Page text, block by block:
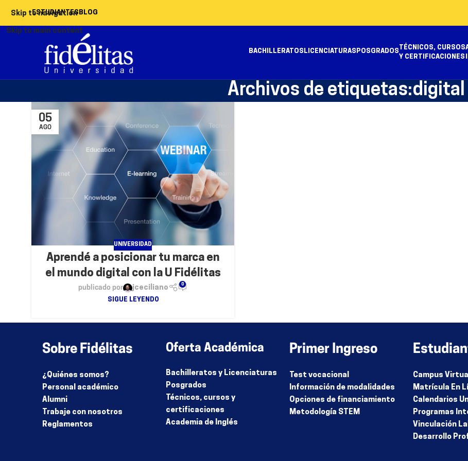
Skip to navigation
Skip to main content
ESTUDIANTES BLOG
BACHILLERATOS LICENCIATURAS POSGRADOS
TÉCNICOS, CURSOS
Y CERTIFICACIONES
Archivos de etiquetas:digital
05
AGO
UNIVERSIDAD
Aprendé a posicionar tu marca en
el mundo digital con la U Fidélitas
publicado por jceciliano 0
SIGUE LEYENDO
Sobre Fidélitas
¿Quiénes somos?
Personal académico
Alumni
Trabaje con nosotros
Reglamentos
Oferta Académica
Bachilleratos y Licenciaturas
Posgrados
Técnicos, cursos y
certificaciones
Academia de Inglés
Primer Ingreso
Test vocacional
Información de modalidades
Opciones de financiamiento
Metodología STEM
Campus
Matrícula En
Calendarios
Programas
Vinculación
Desarrollo